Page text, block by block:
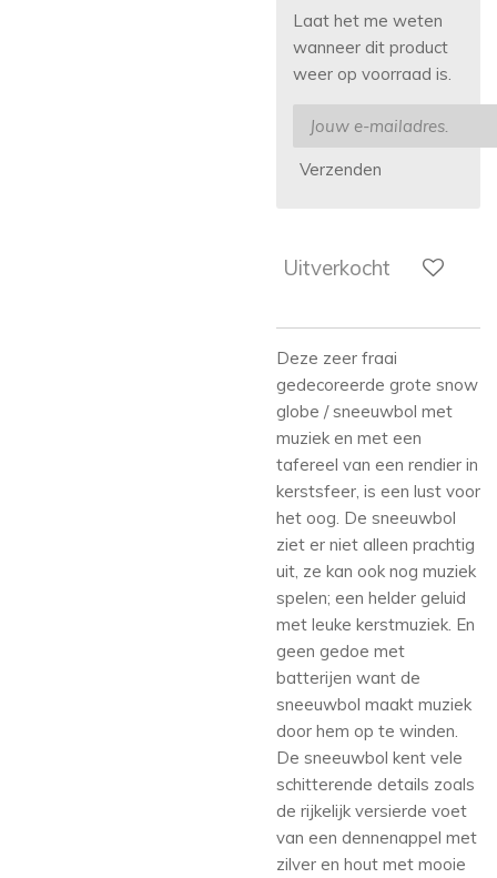
Laat het me weten
wanneer dit product
weer op voorraad is.
Verzenden
Uitverkocht
Deze zeer fraai
gedecoreerde grote snow
globe / sneeuwbol met
muziek en met een
tafereel van een rendier in
kerstsfeer, is een lust voor
het oog. De sneeuwbol
ziet er niet alleen prachtig
uit, ze kan ook nog muziek
spelen; een helder geluid
met leuke kerstmuziek. En
geen gedoe met
batterijen want de
sneeuwbol maakt muziek
door hem op te winden.
De sneeuwbol kent vele
schitterende details zoals
de rijkelijk versierde voet
van een dennenappel met
zilver en hout met mooie